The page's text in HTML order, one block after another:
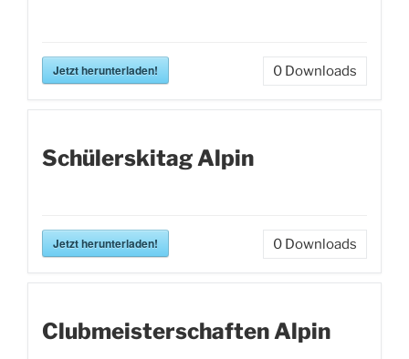
Jetzt herunterladen! 0 Downloads
Schülerskitag Alpin
Jetzt herunterladen! 0 Downloads
Clubmeisterschaften Alpin